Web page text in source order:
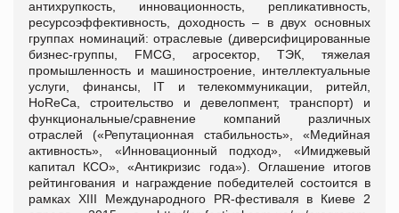
антихрупкость, инновационность, репликативность,
ресурсоэффективность, доходность – в двух основных
группах номинаций: отраслевые (диверсифицированные
бизнес-группы, FMCG, агросектор, ТЭК, тяжелая
промышленность и машиностроение, интеллектуальные
услуги, финансы, IT и телекоммуникации, ритейл,
HoReCa, строительство и девелопмент, транспорт) и
функциональные/сравнение компаний различных
отраслей («Репутационная стабильность», «Медийная
активность», «Инновационный подход», «Имиджевый
капитал КСО», «Антикризис года»). Оглашение итогов
рейтингования и награждение победителей состоится в
рамках XIII Международного PR-фестиваля в Киеве 2